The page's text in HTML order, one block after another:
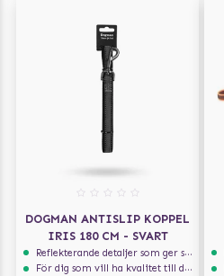
DOGMAN ANTISLIP KOPPEL
IRIS 180 CM - SVART
Reflekterande detaljer som ger synlighet i svagt ljus
För dig som vill ha kvalitet till din hund!